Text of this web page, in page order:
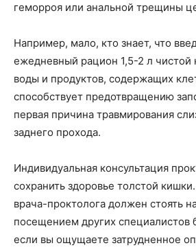
геморроя или анальной трещины
Например, мало, кто знает, что
ежедневный рацион 1,5-2 л чистой
воды и продуктов, содержащих
способствует предотвращению
первая причина травмирования
заднего прохода.
Индивидуальная консультация
сохранить здоровье толстой
врача-проктолога должен стоять
посещением других специалистов
если вы ощущаете затрудненное